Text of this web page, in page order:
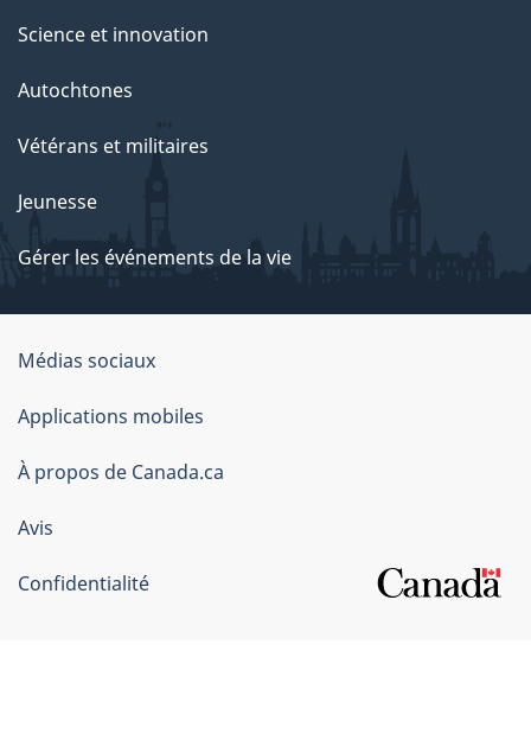
Science et innovation
Autochtones
Vétérans et militaires
Jeunesse
Gérer les événements de la vie
Organisation
du
gouvernement
du
Canada
Médias sociaux
Applications mobiles
À propos de Canada.ca
Avis
Confidentialité